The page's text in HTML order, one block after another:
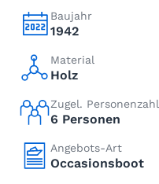
Baujahr
1942
Material
Holz
Zugel. Personenzahl
6 Personen
Angebots-Art
Occasionsboot